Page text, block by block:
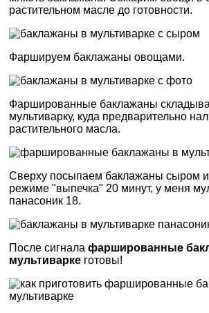
растительном масле до готовности.
Фаршируем баклажаны овощами.
Фаршированные баклажаны
мультиварку, куда предварительно
растительного масла.
Сверху посыпаем баклажаны сыром и
режиме "выпечка" 20 минут, у меня
панасоник 18.
После сигнала фаршированные
мультиварке готовы!